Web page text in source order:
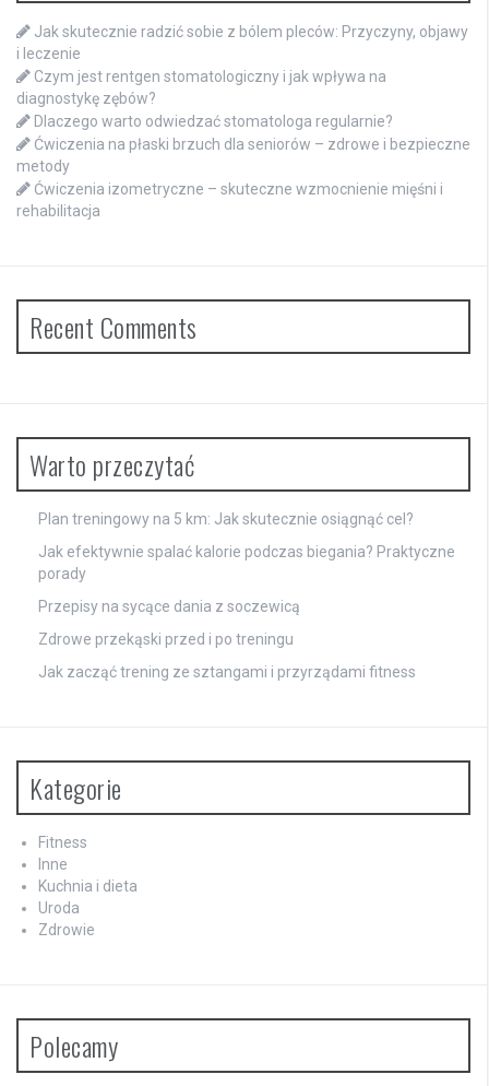
Jak skutecznie radzić sobie z bólem pleców: Przyczyny, objawy
i leczenie
Czym jest rentgen stomatologiczny i jak wpływa na
diagnostykę zębów?
Dlaczego warto odwiedzać stomatologa regularnie?
Ćwiczenia na płaski brzuch dla seniorów – zdrowe i bezpieczne
metody
Ćwiczenia izometryczne – skuteczne wzmocnienie mięśni i
rehabilitacja
Recent Comments
Warto przeczytać
Plan treningowy na 5 km: Jak skutecznie osiągnąć cel?
Jak efektywnie spalać kalorie podczas biegania? Praktyczne
porady
Przepisy na sycące dania z soczewicą
Zdrowe przekąski przed i po treningu
Jak zacząć trening ze sztangami i przyrządami fitness
Kategorie
Fitness
Inne
Kuchnia i dieta
Uroda
Zdrowie
Polecamy